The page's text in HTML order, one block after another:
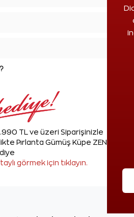
TL ve üzeri Siparişinizle
Pırlanta Gümüş Küpe ZEN'den
görmek için tıklayın.